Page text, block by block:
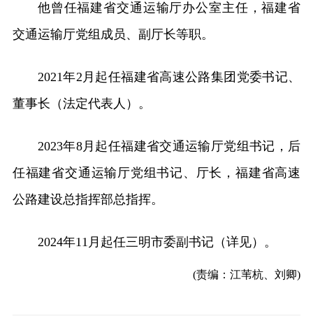
他曾任福建省交通运输厅办公室主任，福建省
交通运输厅党组成员、副厅长等职。
2021年2月起任福建省高速公路集团党委书记、
董事长（法定代表人）。
2023年8月起任福建省交通运输厅党组书记，后
任福建省交通运输厅党组书记、厅长，福建省高速
公路建设总指挥部总指挥。
2024年11月起任三明市委副书记（详见）。
(责编：江苇杭、刘卿)